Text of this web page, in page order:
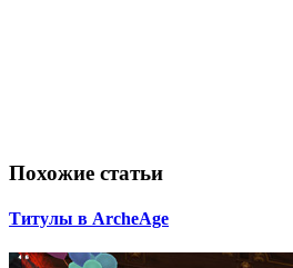
Похожие статьи
Титулы в ArcheAge